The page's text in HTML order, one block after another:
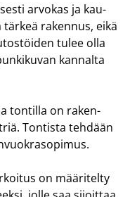
ar­vo­kas ja kau­
ra­ken­nus, eikä
tulee olla
kan­nal­ta
ton­til­la on ra­ken­
Ton­tis­ta teh­dään
on mää­ri­tel­ty